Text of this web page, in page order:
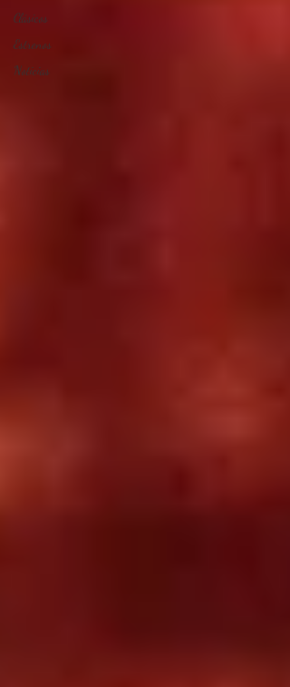
Clásicos
Estrenos
Noticias